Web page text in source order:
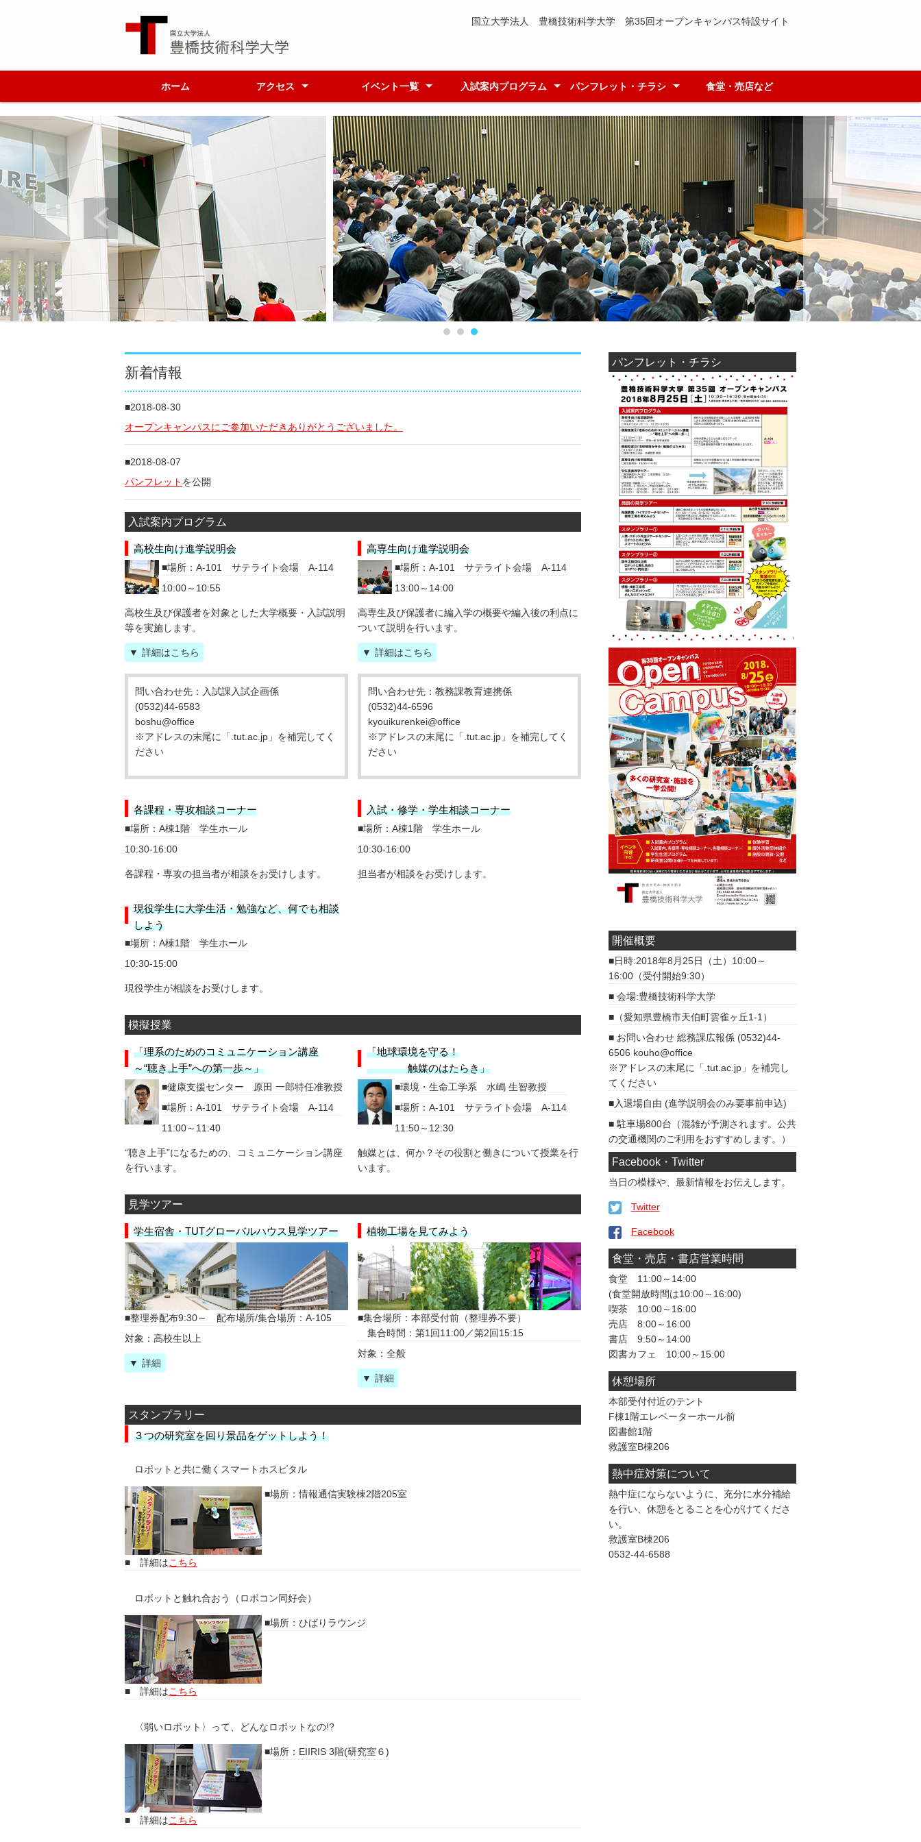
国立大学法人 豊橋技術科学大学 第35回オープンキャンパス特設サイト
ホーム アクセス
キャンパスマップ
フロアマップ
豊鉄バス運行表
イベント一覧
研究室・研究所公開 機械工学
電気・電子情報工学系
情報・知能工学
環境・生命工学
建築・都市システム学
総合教育院
エレクトロニクス先端融合研究所
小学生体験学習
施設の体験学習
施設の開放・公開
課外活動団体企画
見学ツアー
高専連携推進センター企画
社会連携推進センター企画
男女共同参画推進企画
公開シンポジウム
同時開催
入試案内プログラム
高校生進学説明会
高専生進学説明会
模擬授業
パンフレット・チラシ
パンフレット
チラシ
食堂・売店など
新着情報
2018-08-30
オープンキャンパスにご参加いただきありがとうございました。
2018-08-07
パンフレット を公開
2018-08-07
2018-07-03
イベント一覧・詳細を更新
2018-07-01
高校生向け進学説明会申し込みフォーム
2018-06-27
研究室公開情報を更新
2018-06-27
第35回オープンキャンパス特設サイトOPEN。
入試案内プログラム
高校生向け進学説明会
場所：A-101 サテライト会場 A-114
10:00～10:55
高校生及び保護者を対象とした大学概要・入試説明
等を実施します。
詳細はこちら
問い合わせ先：入試課入試企画係
(0532)44-6583
boshu@office
※アドレスの末尾に「.tut.ac.jp」を補完してく
ださい
高専生向け進学説明会
場所：A-101 サテライト会場 A-114
13:00～14:00
高専生及び保護者に編入学の概要や編入後の利点に
ついて説明を行います。
詳細はこちら
問い合わせ先：教務課教育連携係
(0532)44-6596
kyouikurenkei@office
※アドレスの末尾に「.tut.ac.jp」を補完してく
ださい
各課程・専攻相談コーナー
場所：A棟1階 学生ホール
10:30-16:00
各課程・専攻の担当者が相談をお受けします。
入試・修学・学生相談コーナー
場所：A棟1階 学生ホール
10:30-16:00
担当者が相談をお受けします。
現役学生に大学生活・勉強など、何でも相談
しよう
場所：A棟1階 学生ホール
10:30-15:00
現役学生が相談をお受けします。
模擬授業
「理系のためのコミュニケーション講座
～“聴き上手”への第一歩～」
健康支援センター 原田 一郎特任准教授
場所：A-101 サテライト会場 A-114
11:00～11:40
“聴き上手”になるための、コミュニケーション講座
を行います。
「地球環境を守る！
触媒のはたらき」
環境・生命工学系 水嶋 生智教授
場所：A-101 サテライト会場 A-114
11:50～12:30
触媒とは、何か？その役割と働きについて授業を行
います。
見学ツアー
学生宿舎・TUTグローバルハウス見学ツアー
整理券配布9:30～ 配布場所/集合場所：A-105
対象：高校生以上
詳細
植物工場を見てみよう
集合場所：本部受付前（整理券不要）
集合時間：第1回11:00／第2回15:15
対象：全般
詳細
スタンプラリー
３つの研究室を回り景品をゲットしよう！
ロボットと共に働くスマートホスピタル
場所：情報通信実験棟2階205室
詳細はこちら
ロボットと触れ合おう（ロボコン同好会）
場所：ひばりラウンジ
詳細はこちら
〈弱いロボット〉って、どんなロボットなの!?
場所：EIIRIS 3階(研究室６)
詳細はこちら
パンフレット・チラシ
開催概要
日時:2018年8月25日（土）10:00～
16:00（受付開始9:30）
会場:豊橋技術科学大学
（愛知県豊橋市天伯町雲雀ヶ丘1-1）
お問い合わせ 総務課広報係 (0532)44-
6506 kouho@office
※アドレスの末尾に「.tut.ac.jp」を補完し
てください
入退場自由 (進学説明会のみ要事前申込)
駐車場800台（混雑が予測されます。公共
の交通機関のご利用をおすすめします。）
Facebook・Twitter
当日の模様や、最新情報をお伝えします。
Twitter
Facebook
食堂・売店・書店営業時間
食堂 11:00～14:00
(食堂開放時間は10:00～16:00)
喫茶 10:00～16:00
売店 8:00～16:00
書店 9:50～14:00
図書カフェ 10:00～15:00
休憩場所
本部受付付近のテント
F棟1階エレベーターホール前
図書館1階
救護室B棟206
熱中症対策について
熱中症にならないように、充分に水分補給
を行い、休憩をとることを心がけてくださ
い。
救護室B棟206
0532-44-6588